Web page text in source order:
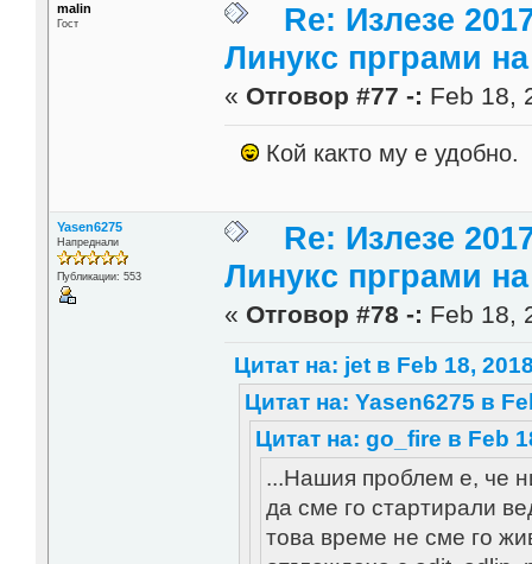
malin
Гост
Re: Излезе
Линукс прграми
« Отговор #77 -: Feb 18,
Кой както му е удобно.
Yasen6275
Напреднали
Публикации: 553
Re: Излезе
Линукс прграми
« Отговор #78 -: Feb 18,
Цитат на: jet в Feb 18,
Цитат на: Yasen6275 в
Цитат на: go_fire в Feb
...Нашия проблем е, че
да сме го стартирали
това време не сме го